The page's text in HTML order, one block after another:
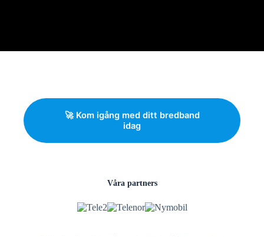
🚀 Kom igång med ditt bredband
idag
Våra partners